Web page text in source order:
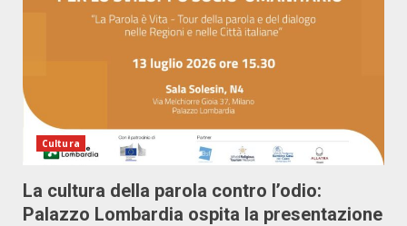
Cultura
La cultura della parola contro l’odio:
Palazzo Lombardia ospita la presentazione